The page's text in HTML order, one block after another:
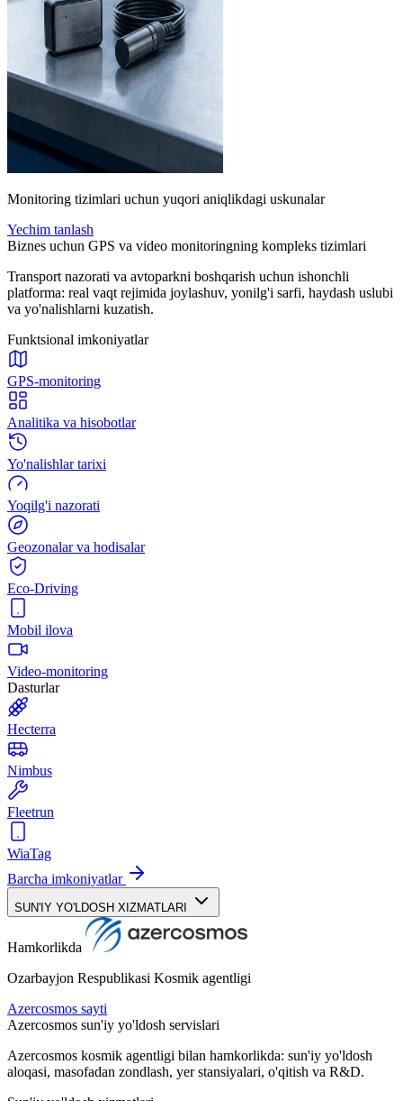
Monitoring tizimlari uchun yuqori aniqlikdagi uskunalar
Yechim tanlash
Biznes uchun GPS va video monitoringning kompleks tizimlari
Transport nazorati va avtoparkni boshqarish uchun ishonchli
platforma: real vaqt rejimida joylashuv, yonilg'i sarfi, haydash uslubi
va yo'nalishlarni kuzatish.
Funktsional imkoniyatlar
GPS-monitoring
Analitika va hisobotlar
Yo'nalishlar tarixi
Yoqilg'i nazorati
Geozonalar va hodisalar
Eco-Driving
Mobil ilova
Video-monitoring
Dasturlar
Hecterra
Nimbus
Fleetrun
WiaTag
Barcha imkoniyatlar
SUN'IY YO'LDOSH XIZMATLARI
Hamkorlikda
Ozarbayjon Respublikasi Kosmik agentligi
Azercosmos sayti
Azercosmos sun'iy yo'ldosh servislari
Azercosmos kosmik agentligi bilan hamkorlikda: sun'iy yo'ldosh
aloqasi, masofadan zondlash, yer stansiyalari, o'qitish va R&D.